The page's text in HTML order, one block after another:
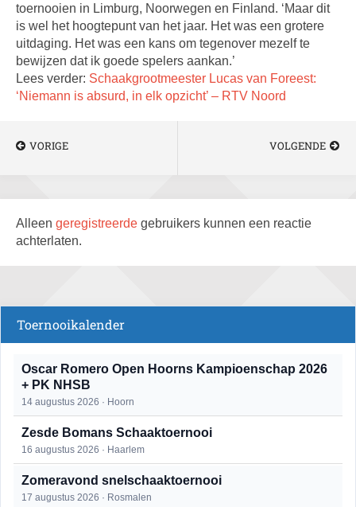
toernooien in Limburg, Noorwegen en Finland. ‘Maar dit
is wel het hoogtepunt van het jaar. Het was een grotere
uitdaging. Het was een kans om tegenover mezelf te
bewijzen dat ik goede spelers aankan.’
Lees verder: Schaakgrootmeester Lucas van Foreest:
‘Niemann is absurd, in elk opzicht’ – RTV Noord
VORIGE VOLGENDE
Alleen geregistreerde gebruikers kunnen een reactie
achterlaten.
Toernooikalender
Oscar Romero Open Hoorns Kampioenschap 2026
+ PK NHSB
14 augustus 2026 · Hoorn
Zesde Bomans Schaaktoernooi
16 augustus 2026 · Haarlem
Zomeravond snelschaaktoernooi
17 augustus 2026 · Rosmalen